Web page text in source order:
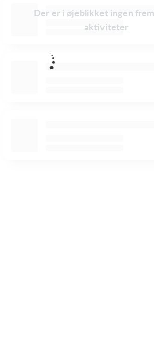
Der er i øjeblikket ingen
aktiviteter